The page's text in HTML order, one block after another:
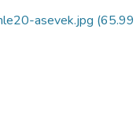
asevek.jpg (65.99